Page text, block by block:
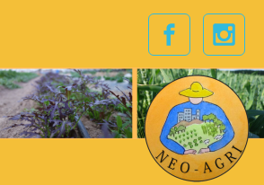
Skip to main content